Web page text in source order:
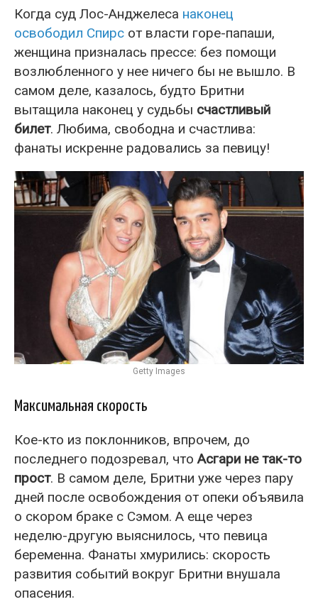
Когда суд Лос-Анджелеса наконец
освободил Спирс от власти горе-папаши,
женщина призналась прессе: без помощи
возлюбленного у нее ничего бы не вышло. В
самом деле, казалось, будто Бритни
вытащила наконец у судьбы счастливый
билет. Любима, свободна и счастлива:
фанаты искренне радовались за певицу!
Getty Images
Максимальная скорость
Кое-кто из поклонников, впрочем, до
последнего подозревал, чтоАсгари не так-то
прост. В самом деле, Бритни уже через пару
дней после освобождения от опеки объявила
о скором браке с Сэмом. А еще через
неделю-другую выяснилось, что певица
беременна. Фанаты хмурились: скорость
развития событий вокруг Бритни внушала
опасения.